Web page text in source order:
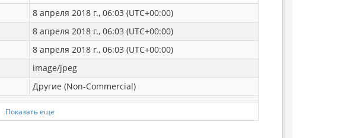
8 апреля 2018 г., 06:03 (UTC+00:00)
8 апреля 2018 г., 06:03 (UTC+00:00)
8 апреля 2018 г., 06:03 (UTC+00:00)
image/jpeg
Другие (Non-Commercial)
Показать еще